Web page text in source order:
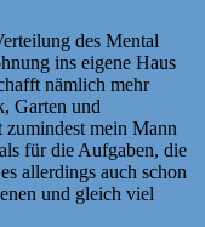
des Mental
ins eigene Haus
nämlich mehr
Garten und
zumindest mein Mann
für die Aufgaben, die
allerdings auch schon
und gleich viel